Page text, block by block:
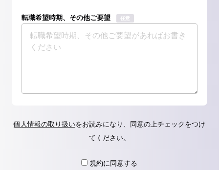
転職希望時期、その他ご要望 任意
個人情報の取り扱いをお読みになり、同意の上チェックをつけ
てください。
規約に同意する